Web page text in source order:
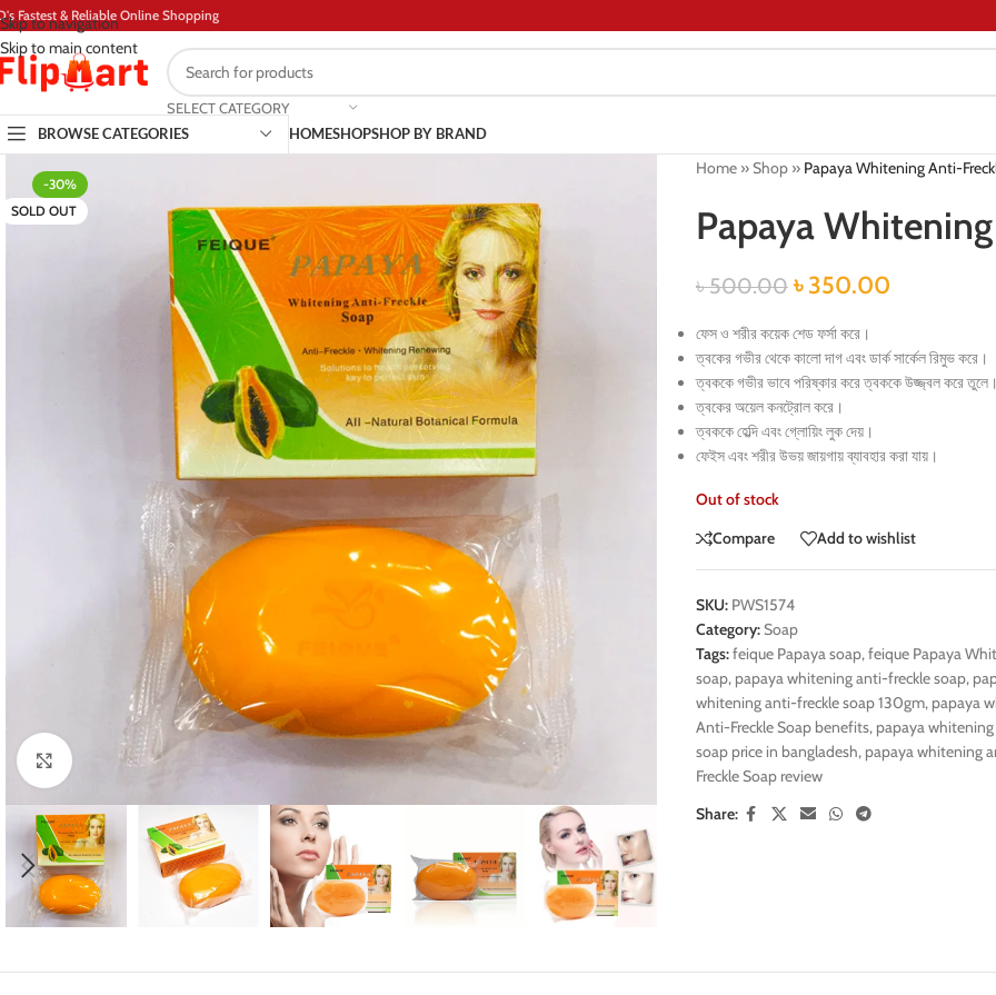
Skip to navigation
Skip to main content
Fastest & Reliable Online Shopping
SELECT CATEGORY
BROWSE CATEGORIES
HOMESHOPSHOP BY BRAND
-30%
SOLD OUT
Click to enlarge
Home»Shop» Papaya Whitening Anti-
Papaya
৳500.00 ৳350.00
ফেস ও শরীর কয়েক শেড ফর্সা করে।
ত্বকের গভীর থেকে কালো দাগ এবং ডার্ক সার্কেল রিমুভ করে।
ত্বককে গভীর ভাবে পরিষ্কার করে ত্বককে উজ্জ্বল করে
ত্বকের অয়েল কনট্রোল করে।
ত্বককে হেল্দি এবং গ্লোয়িং লুক দেয়।
ফেইস এবং শরীর উভয় জায়গায় ব্যাবহার করা যায়।
Out of stock
Compare
Add to wishlist
SKU: PWS1574
Category:Soap
Tags:feique Papaya soap, feique Papaya
soap, papaya whitening anti-freckle soap,
whitening anti-freckle soap 130gm, papaya
Anti-Freckle Soap benefits, papaya
soap price in bangladesh, papaya whitening
Freckle Soap review
Share: